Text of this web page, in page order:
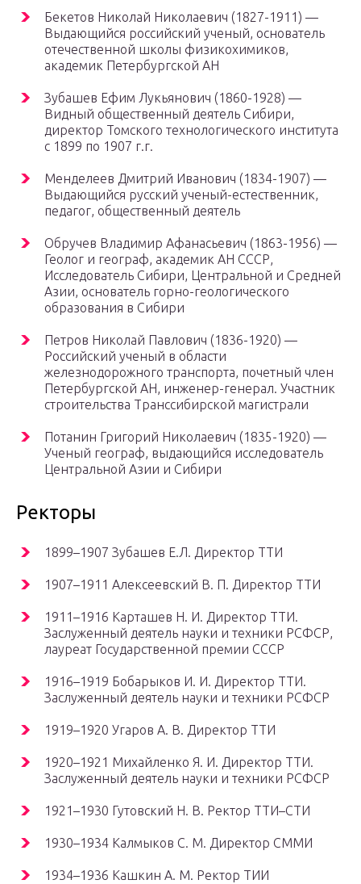
Бекетов Николай Николаевич (1827-1911) —
Выдающийся российский ученый, основатель
отечественной школы физикохимиков,
академик Петербургской АН
Зубашев Ефим Лукьянович (1860-1928) —
Видный общественный деятель Сибири,
директор Томского технологического института
с 1899 по 1907 г.г.
Менделеев Дмитрий Иванович (1834-1907) —
Выдающийся русский ученый-естественник,
педагог, общественный деятель
Обручев Владимир Афанасьевич (1863-1956) —
Геолог и географ, академик АН СССР,
Исследователь Сибири, Центральной и Средней
Азии, основатель горно-геологического
образования в Сибири
Петров Николай Павлович (1836-1920) —
Российский ученый в области
железнодорожного транспорта, почетный член
Петербургской АН, инженер-генерал. Участник
строительства Транссибирской магистрали
Потанин Григорий Николаевич (1835-1920) —
Ученый географ, выдающийся исследователь
Центральной Азии и Сибири
Ректоры
1899–1907 Зубашев Е.Л. Директор ТТИ
1907–1911 Алексеевский В. П. Директор ТТИ
1911–1916 Карташев Н. И. Директор ТТИ.
Заслуженный деятель науки и техники РСФСР,
лауреат Государственной премии СССР
1916–1919 Бобарыков И. И. Директор ТТИ.
Заслуженный деятель науки и техники РСФСР
1919–1920 Угаров А. В. Директор ТТИ
1920–1921 Михайленко Я. И. Директор ТТИ.
Заслуженный деятель науки и техники РСФСР
1921–1930 Гутовский Н. В. Ректор ТТИ–СТИ
1930–1934 Калмыков С. М. Директор СММИ
1934–1936 Кашкин А. М. Ректор ТИИ